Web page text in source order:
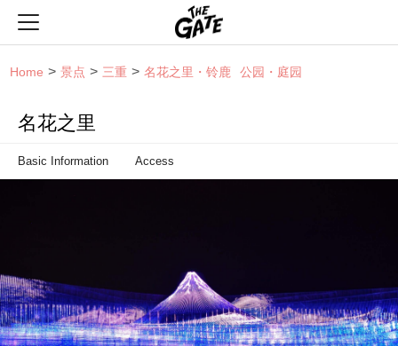
Home 景点 三重 名花之里・铃鹿 公园・庭园
名花之里
Basic Information Access